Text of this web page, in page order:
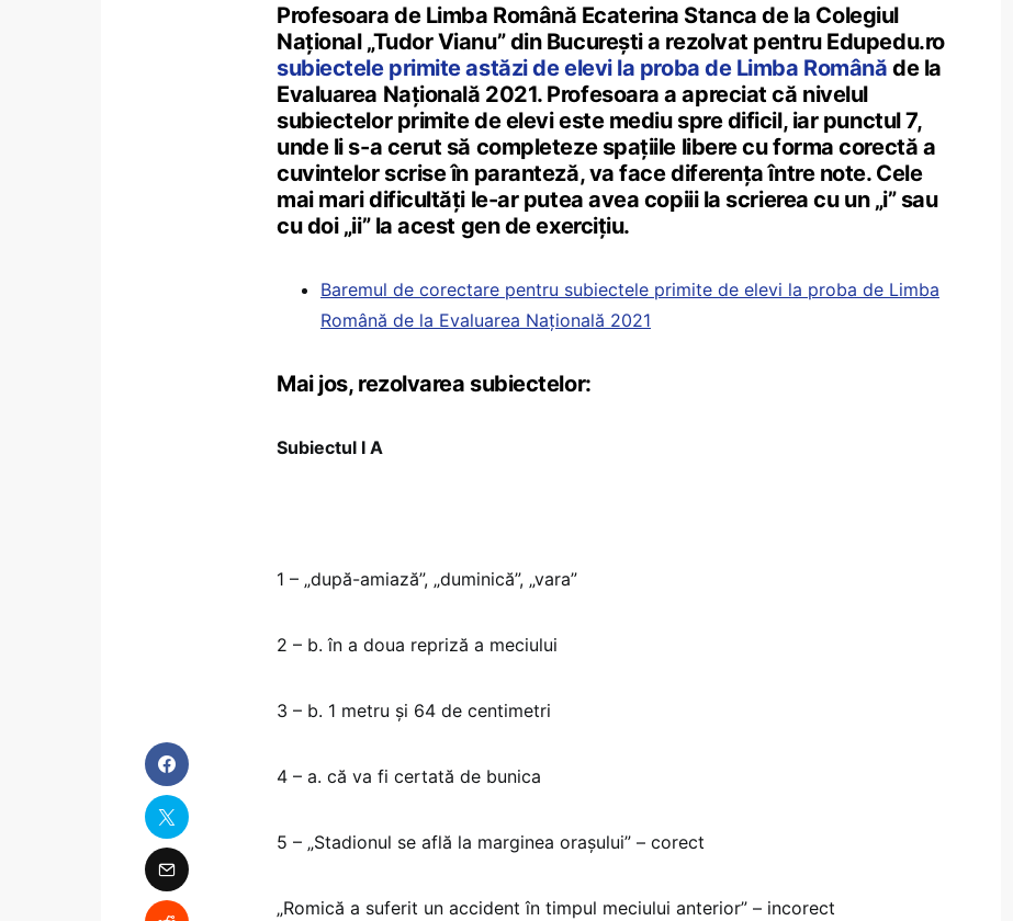
Profesoara de Limba Română Ecaterina Stanca de la Colegiul
Național „Tudor Vianu” din București a rezolvat pentru Edupedu.ro
subiectele primite astăzi de elevi la proba de Limba Română de la
Evaluarea Națională 2021. Profesoara a apreciat că nivelul
subiectelor primite de elevi este mediu spre dificil, iar punctul 7,
unde li s-a cerut să completeze spațiile libere cu forma corectă a
cuvintelor scrise în paranteză, va face diferența între note. Cele
mai mari dificultăți le-ar putea avea copiii la scrierea cu un „i” sau
cu doi „ii” la acest gen de exercițiu.
Baremul de corectare pentru subiectele primite de elevi la proba de Limba
Română de la Evaluarea Națională 2021
Mai jos, rezolvarea subiectelor:
Subiectul I A
1 – „după-amiază”, „duminică”, „vara”
2 – b. în a doua repriză a meciului
3 – b. 1 metru și 64 de centimetri
4 – a. că va fi certată de bunica
5 – „Stadionul se află la marginea orașului” – corect
„Romică a suferit un accident în timpul meciului anterior” – incorect